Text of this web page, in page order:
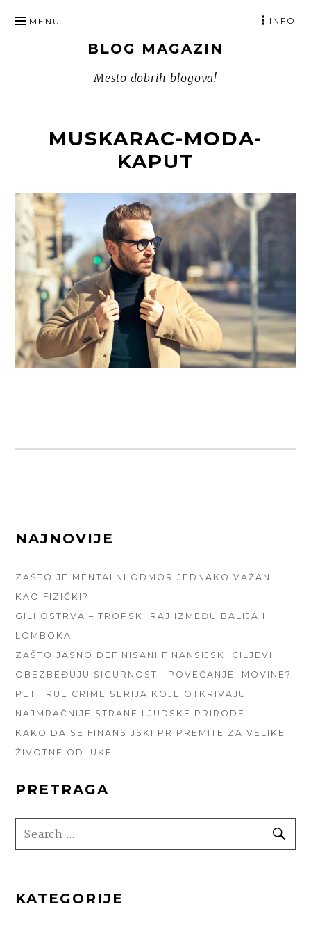
TO
BLOG MAGAZIN
Mesto dobrih blogova!
MENU INFO
MUSKARAC-MODA-
KAPUT
FOOTER
NAJNOVIJE
ZAŠTO JE MENTALNI ODMOR JEDNAKO VAŽAN
KAO FIZIČKI?
GILI OSTRVA – TROPSKI RAJ IZMEĐU BALIJA I
LOMBOKA
ZAŠTO JASNO DEFINISANI FINANSIJSKI CILJEVI
OBEZBEĐUJU SIGURNOST I POVEĆANJE IMOVINE?
PET TRUE CRIME SERIJA KOJE OTKRIVAJU
NAJMRAČNIJE STRANE LJUDSKE PRIRODE
KAKO DA SE FINANSIJSKI PRIPREMITE ZA VELIKE
ŽIVOTNE ODLUKE
PRETRAGA
SEARCH
FOR:
KATEGORIJE